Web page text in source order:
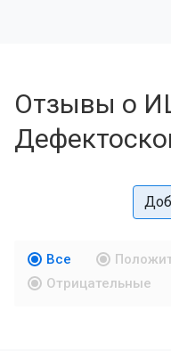
Отзывы о
Все
Отрицательные